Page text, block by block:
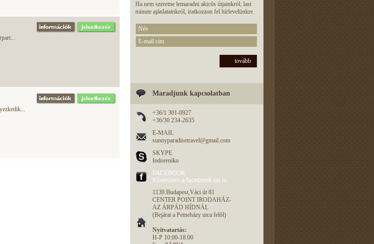
Ha nem szeretne lemaradni akicós útjainkról, last
minute ajánlatainkról, iratkozzon fel hírlevelünkre.
tovább
Maradjunk kapcsolatban
+36/1 301-0927
+36/30 234-2635
E-MAIL
sunnyparadisetravel@gmail.com
SKYPE
fodoreniko
FACEBOOK
Kövessen a facebook-on is
1139.Budapest,Váci út 81
CENTER POINT IRODAHÁZ-
AZ ÁRPÁD HÍDNÁL
(Bejárat a Petneházy utca felől)
Nyitvatartás:
H-P 10:00-18:00